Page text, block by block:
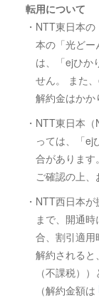
転用について
・NTT東日本
本の「光どー
は、「ejひか
せん。 また
解約金はかか
・NTT東日本
っては、「ej
合があります
ご確認の上、
・NTT西日本
まで、開通
合、割引適用
解約される
（不課税）
（解約金額は